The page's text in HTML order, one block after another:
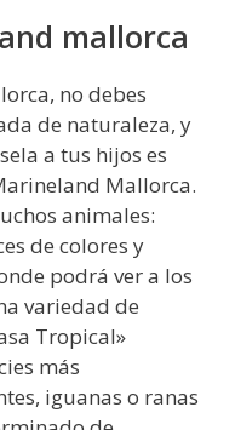
mallorca
no debes
de naturaleza, y
a tus hijos es
Mallorca.
animales:
de colores y
podrá ver a los
variedad de
Tropical»
más
iguanas o ranas